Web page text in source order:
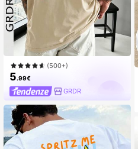
(500+)
5.99€
GRDR